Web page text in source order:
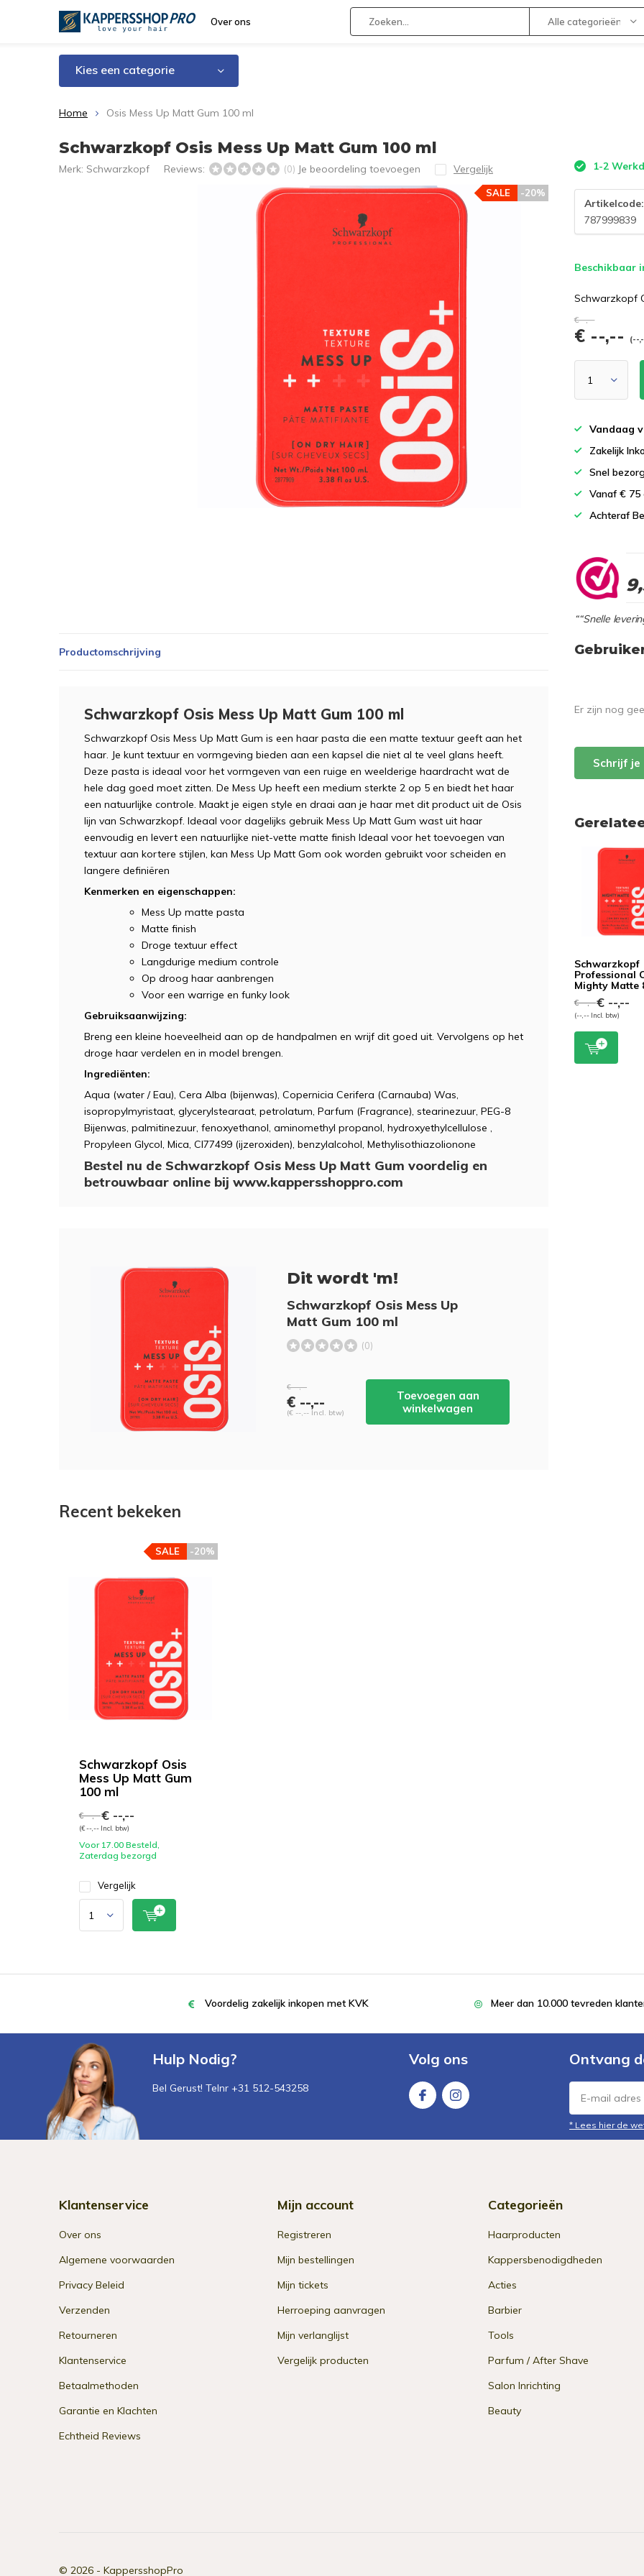
Over ons Alle categorieën
Kies een categorie
Home Osis Mess Up Matt Gum 100 ml
Schwarzkopf Osis Mess Up Matt Gum 100 ml
Merk: Schwarzkopf Reviews: (0) Je beoordeling toevoegen Vergelijk
-20%
SALE
1-2
Artikelcode:
787999839
Beschikbaar
Schwarzkopf
€--,--
€ --,-- (--
Vandaag
Zakelijk
Snel
Vanaf €
Achteraf
““Snelle
Productomschrijving
Schwarzkopf Osis Mess Up Matt Gum 100 ml
Schwarzkopf Osis Mess Up Matt Gum is een haar pasta die een matte textuur geeft aan het
haar. Je kunt textuur en vormgeving bieden aan een kapsel die niet al te veel glans heeft.
Deze pasta is ideaal voor het vormgeven van een ruige en weelderige haardracht wat de
hele dag goed moet zitten. De Mess Up heeft een medium sterkte 2 op 5 en biedt het haar
een natuurlijke controle. Maakt je eigen style en draai aan je haar met dit product uit de Osis
lijn van Schwarzkopf. Ideaal voor dagelijks gebruik Mess Up Matt Gum wast uit haar
eenvoudig en levert een natuurlijke niet-vette matte finish Ideaal voor het toevoegen van
textuur aan kortere stijlen, kan Mess Up Matt Gom ook worden gebruikt voor scheiden en
langere definiëren
Kenmerken en eigenschappen:
Mess Up matte pasta
Matte finish
Droge textuur effect
Langdurige medium controle
Op droog haar aanbrengen
Voor een warrige en funky look
Gebruiksaanwijzing:
Breng een kleine hoeveelheid aan op de handpalmen en wrijf dit goed uit. Vervolgens op het
droge haar verdelen en in model brengen.
Ingrediënten:
Aqua (water / Eau), Cera Alba (bijenwas), Copernicia Cerifera (Carnauba) Was,
isopropylmyristaat, glycerylstearaat, petrolatum, Parfum (Fragrance), stearinezuur, PEG-8
Bijenwas, palmitinezuur, fenoxyethanol, aminomethyl propanol, hydroxyethylcellulose ,
Propyleen Glycol, Mica, CI77499 (ijzeroxiden), benzylalcohol, Methylisothiazolionone
Bestel nu de Schwarzkopf Osis Mess Up Matt Gum voordelig en
betrouwbaar online bij www.kappersshoppro.com
Dit wordt 'm!
Schwarzkopf Osis Mess Up
Matt Gum 100 ml
(0)
€ --,--
€ --,--
(€ --,-- Incl. btw)
Toevoegen aan
winkelwagen
Er zijn nog
Schrijf
Schwarzkopf
Professional
Mighty Matte
€ --,--€ --,--
(--,-- Incl. btw)
Recent bekeken
Schwarzkopf Osis
Mess Up Matt Gum
100 ml
-20%
SALE
€ --,--€ --,--
(€ --,-- Incl. btw)
Voor 17.00 Besteld,
Zaterdag bezorgd
Vergelijk
Voordelig zakelijk inkopen met KVK Meer dan 10.000 tevreden
Hulp Nodig?
Bel Gerust! Telnr +31 512-543258
Volg ons Ontvang
* Lees hier de
Klantenservice
Over ons
Algemene voorwaarden
Privacy Beleid
Verzenden
Retourneren
Klantenservice
Betaalmethoden
Garantie en Klachten
Echtheid Reviews
Mijn account
Registreren
Mijn bestellingen
Mijn tickets
Herroeping aanvragen
Mijn verlanglijst
Vergelijk producten
Categorieën
Haarproducten
Kappersbenodigdheden
Acties
Barbier
Tools
Parfum / After Shave
Salon Inrichting
Beauty
© 2026 - KappersshopPro